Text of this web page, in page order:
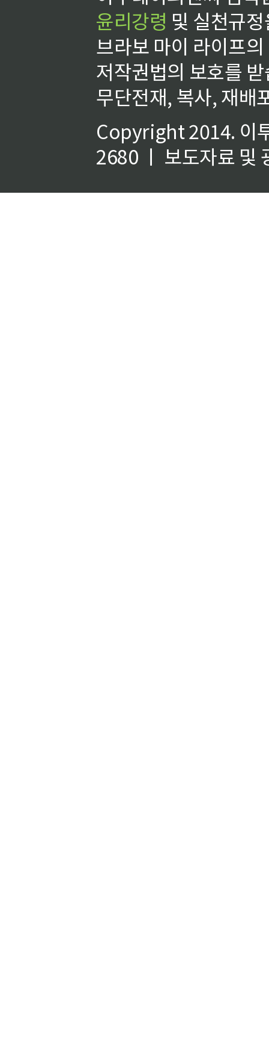
윤리강령 및 실천규
브라보 마이 라이프
저작권법의 보호를
무단전재, 복사, 재배
Copyright 2014. 이
2680 ㅣ 보도자료